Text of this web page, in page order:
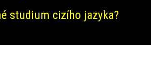
studium cizího jazyka?